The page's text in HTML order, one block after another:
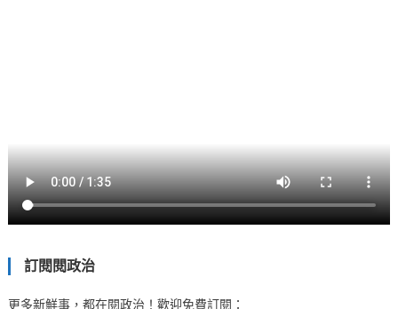
訂閱閱政治
更多新鮮事，都在閱政治！歡迎免費訂閱：